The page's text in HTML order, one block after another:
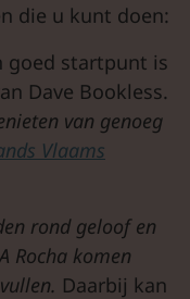
die u kunt doen:
goed startpunt is
Dave Bookless.
van genoeg
Vlaams
rond geloof en
Rocha komen
Daarbij kan